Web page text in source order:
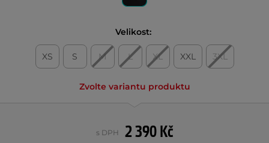
Velikost:
XS S M L XL XXL 3XL
Zvolte variantu produktu
2 390 Kč
s DPH